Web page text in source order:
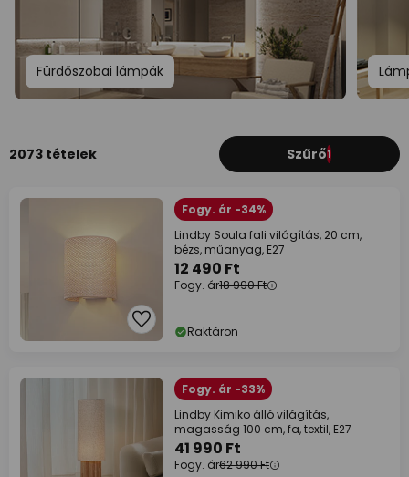
Fürdőszobai lámpák
2073 tételek Szűrő1
Fogy. ár -34%
Lindby Soula fali világítás, 20 cm,
bézs, műanyag, E27
12 490 Ft
Fogy. ár18 990 Ft
Raktáron
Fogy. ár -33%
Lindby Kimiko álló világítás,
magasság 100 cm, fa, textil, E27
41 990 Ft
Fogy. ár62 990 Ft